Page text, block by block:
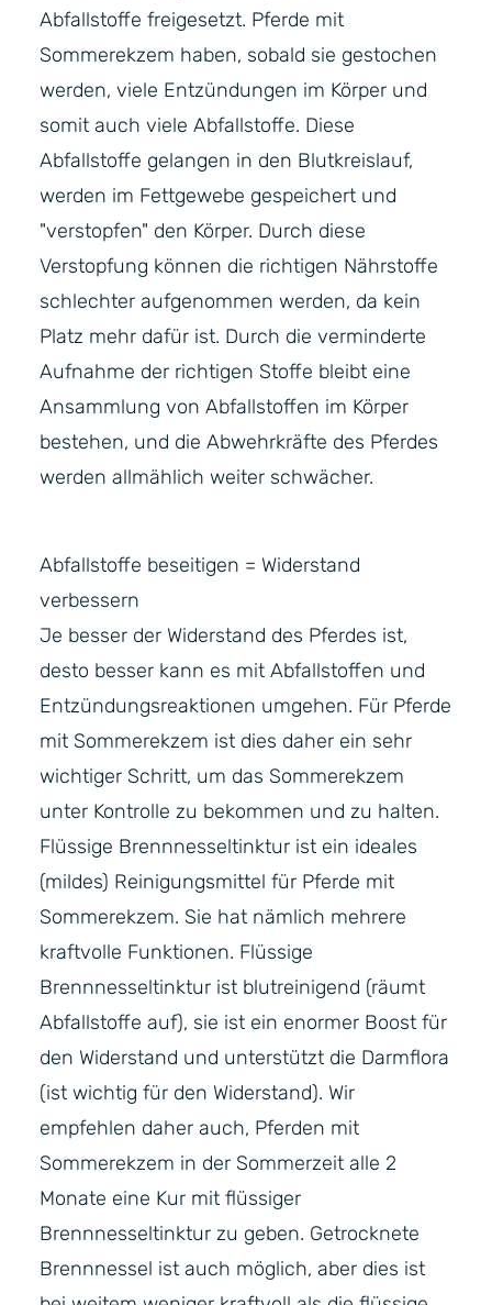
Abfallstoffe freigesetzt. Pferde mit
Sommerekzem haben, sobald sie gestochen
werden, viele Entzündungen im Körper und
somit auch viele Abfallstoffe. Diese
Abfallstoffe gelangen in den Blutkreislauf,
werden im Fettgewebe gespeichert und
"verstopfen" den Körper. Durch diese
Verstopfung können die richtigen Nährstoffe
schlechter aufgenommen werden, da kein
Platz mehr dafür ist. Durch die verminderte
Aufnahme der richtigen Stoffe bleibt eine
Ansammlung von Abfallstoffen im Körper
bestehen, und die Abwehrkräfte des Pferdes
werden allmählich weiter schwächer.
Abfallstoffe beseitigen = Widerstand
verbessern
Je besser der Widerstand des Pferdes ist,
desto besser kann es mit Abfallstoffen und
Entzündungsreaktionen umgehen. Für Pferde
mit Sommerekzem ist dies daher ein sehr
wichtiger Schritt, um das Sommerekzem
unter Kontrolle zu bekommen und zu halten.
Flüssige Brennnesseltinktur ist ein ideales
(mildes) Reinigungsmittel für Pferde mit
Sommerekzem. Sie hat nämlich mehrere
kraftvolle Funktionen. Flüssige
Brennnesseltinktur ist blutreinigend (räumt
Abfallstoffe auf), sie ist ein enormer Boost für
den Widerstand und unterstützt die Darmflora
(ist wichtig für den Widerstand). Wir
empfehlen daher auch, Pferden mit
Sommerekzem in der Sommerzeit alle 2
Monate eine Kur mit flüssiger
Brennnesseltinktur zu geben. Getrocknete
Brennnessel ist auch möglich, aber dies ist